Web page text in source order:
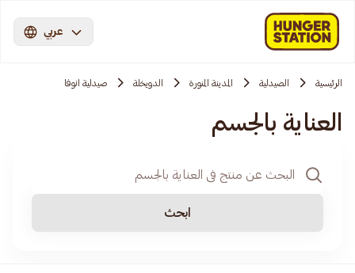
عربي
الرئيسية الصيدلية المدينة المنورة الدويخلة صيدلية انوفا
العناية بالجسم
ابحث